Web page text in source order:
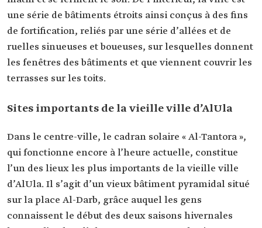
une série de bâtiments étroits ainsi conçus à des fins
de fortification, reliés par une série d’allées et de
ruelles sinueuses et boueuses, sur lesquelles donnent
les fenêtres des bâtiments et que viennent couvrir les
terrasses sur les toits.
Sites importants de la vieille ville d’AlUla
Dans le centre-ville, le cadran solaire « Al-Tantora »,
qui fonctionne encore à l’heure actuelle, constitue
l’un des lieux les plus importants de la vieille ville
d’AlUla. Il s’agit d’un vieux bâtiment pyramidal situé
sur la place Al-Darb, grâce auquel les gens
connaissent le début des deux saisons hivernales